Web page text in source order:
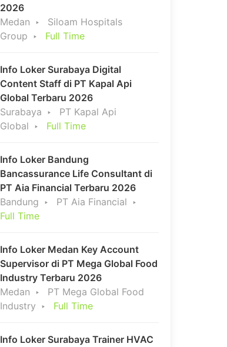
2026
Medan
Siloam Hospitals
Group
Full Time
Info Loker Surabaya Digital
Content Staff di PT Kapal Api
Global Terbaru 2026
Surabaya
PT Kapal Api
Global
Full Time
Info Loker Bandung
Bancassurance Life Consultant di
PT Aia Financial Terbaru 2026
Bandung
PT Aia Financial
Full Time
Info Loker Medan Key Account
Supervisor di PT Mega Global Food
Industry Terbaru 2026
Medan
PT Mega Global Food
Industry
Full Time
Info Loker Surabaya Trainer HVAC